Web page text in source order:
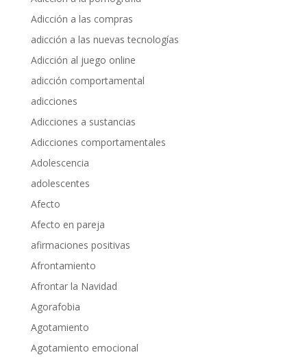
Adicción a las compras
adicción a las nuevas tecnologías
Adicción al juego online
adicción comportamental
adicciones
Adicciones a sustancias
Adicciones comportamentales
Adolescencia
adolescentes
Afecto
Afecto en pareja
afirmaciones positivas
Afrontamiento
Afrontar la Navidad
Agorafobia
Agotamiento
Agotamiento emocional